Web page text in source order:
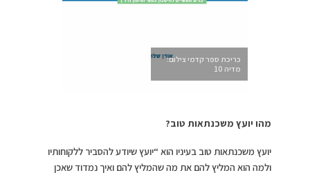
כריכת ספר קדמי צילום:
מדיה 10
מהו יועץ משכנתאות טוב?
יועץ משכנתאות טוב בעיניו הוא “יועץ שיודע להסביר ללקוחותיו
ולמה הוא המליץ להם את מה שהמליץ להם ואיך נמדוד שאכן